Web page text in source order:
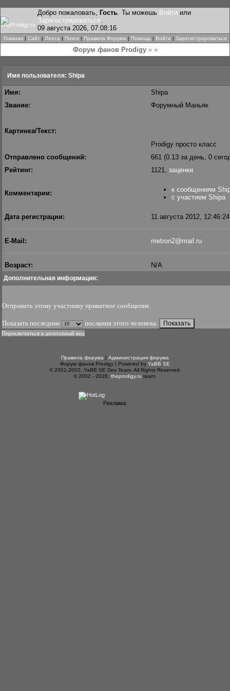
Добро пожаловать, Гость. Ты можешь Войти или
Зарегистрироваться.
09 августа 2026, 07:08:16
Главная | Сайт | Лента | Поиск | Правила Форума | Помощь | Войти | Зарегистрироваться
Форум фанов Prodigy« »
Имя пользователя: Shipa
Имя:
Shipa
Звание:
Форумный Маньяк
Картинка/Текст:
Prodigy просто класс
Отправлено сообщений:
661 (0.13 за день, 0
Рейтинг:
1121, заценки
Комментарии:
к сообщениям
с участием Shipa
Дата регистрации: 11 августа 2012, 12:46:24
E-Mail: metron2@mail.ru
Возраст: N/A
Дополнительная информация:
Отправить этому участнику приватное сообщение.
Показать последние послания этого человека.
Переключиться в десктопный вид
Правила форума | Администрация форума
Форум фанов Prodigy | Powered by YaBB SE
© 2001-2002, YaBB SE Dev Team. All Rights Reserved.
© 2002 - 2026, theprodigy.ru team.
Реклама: